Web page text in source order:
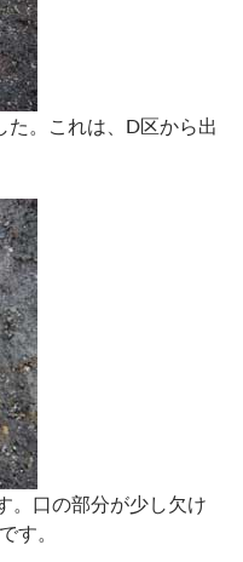
。これは、D区から出
。口の部分が少し欠け
す。